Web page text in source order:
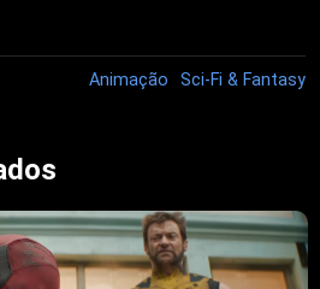
Animação Sci-Fi & Fantasy